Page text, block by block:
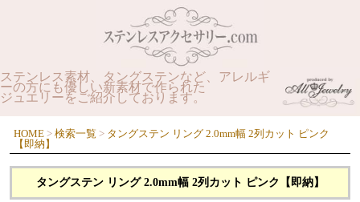
ステンレス素材、タングステンなど、アレルギ
ーの方にも優しい新素材で作られた
ジュエリーをご紹介しております。
HOME > 検索一覧 > タングステン リング 2.0mm幅 2列カット ピンク
【即納】
タングステン リング 2.0mm幅 2列カット ピンク【即納】